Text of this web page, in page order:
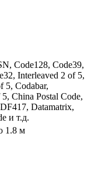
Code128, Code39,
Interleaved 2 of 5,
5, Codabar,
China Postal Code,
Datamatrix,
и т.д.
1.8 м